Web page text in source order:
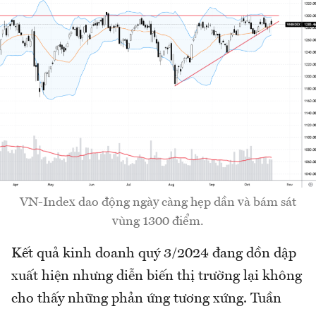
VN-Index dao động ngày càng hẹp dần và bám sát
vùng 1300 điểm.
Kết quả kinh doanh quý 3/2024 đang dồn dập
xuất hiện nhưng diễn biến thị trường lại không
cho thấy những phản ứng tương xứng. Tuần